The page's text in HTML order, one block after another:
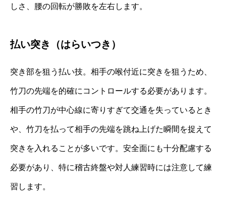
しさ、腰の回転が勝敗を左右します。
払い突き（はらいつき）
突き部を狙う払い技。相手の喉付近に突きを狙うため、
竹刀の先端を的確にコントロールする必要があります。
相手の竹刀が中心線に寄りすぎて交通を失っているとき
や、竹刀を払って相手の先端を跳ね上げた瞬間を捉えて
突きを入れることが多いです。安全面にも十分配慮する
必要があり、特に稽古終盤や対人練習時には注意して練
習します。